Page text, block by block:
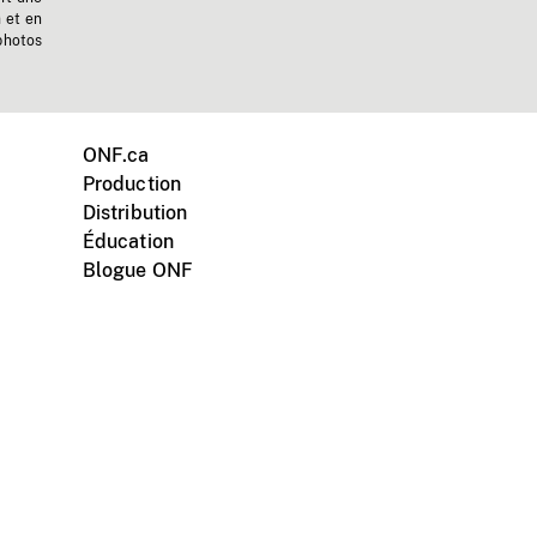
et en
ONF.ca
Production
Distribution
Éducation
Blogue ONF